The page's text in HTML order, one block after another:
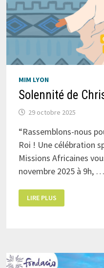
MIM LYON
Solennité de
29 octobre 2025
“Rassemblons-nous
Roi ! Une célébration
Missions Africaines
novembre 2025 à 9h, …
SOLENNITÉ
DE
CHRIST
LIRE PLUS